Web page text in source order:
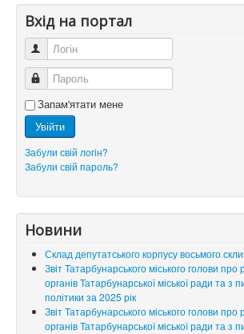
Вхід на портал
Логін
Пароль
Запам'ятати мене
Увійти
Забули свій логін?
Забули свій пароль?
Новини
Склад депутатського корпусу восьмого
Звіт Татарбунарського міського голови про
органів Татарбунарської міської ради та з
політики за 2025 рік
Звіт Татарбунарського міського голови про
органів Татарбунарської міської ради та з